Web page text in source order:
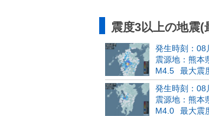
震度3以上の地震(
発生時刻：08
震源地：熊本
M4.5
最大震
発生時刻：08
震源地：熊本
M4.0
最大震